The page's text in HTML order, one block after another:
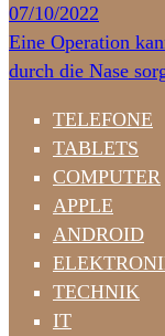
07/10/2022
Eine Operation
durch die Nase
TELEFONE
TABLETS
COMPUTER
APPLE
ANDROID
TECHNIK
IT